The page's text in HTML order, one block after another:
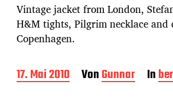
Vintage jacket from London,
H&M tights, Pilgrim necklace and
Copenhagen.
B
e
17. Mai 2010 VonGunnar In